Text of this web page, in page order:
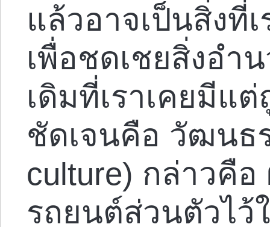
แล้วอาจเป็นสิ่งที่
เพื่อชดเชยสิ่งอำ
เดิมที่เราเคยมีแ
ชัดเจนคือ วัฒนธ
culture) กล่าวคื
รถยนต์ส่วนตัวไว้